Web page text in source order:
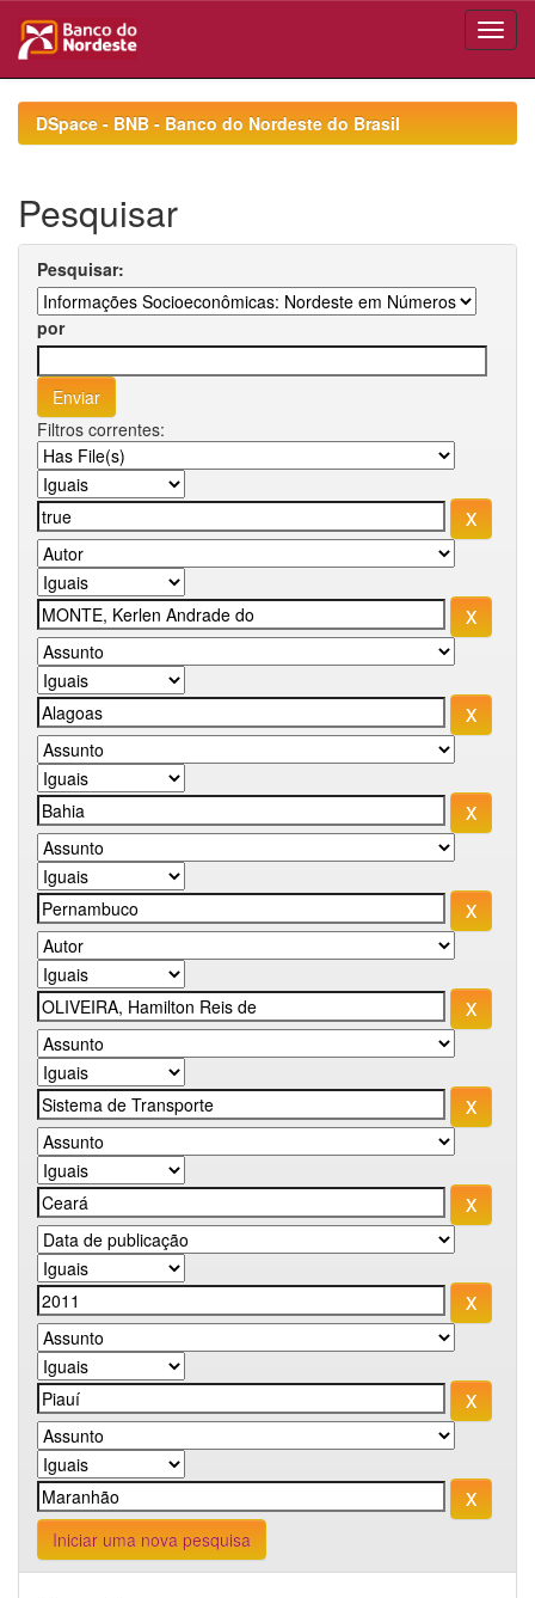
navigationDSpace - BNB - Banco do Nordeste do Brasil
Pesquisar
Pesquisar:
por
Filtros correntes:
Iniciar uma nova pesquisa